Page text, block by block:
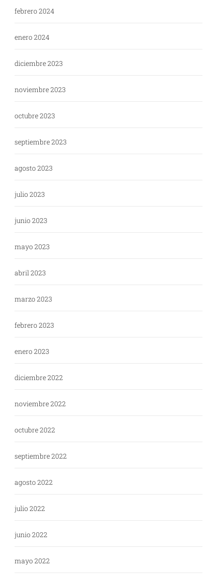
febrero 2024
enero 2024
diciembre 2023
noviembre 2023
octubre 2023
septiembre 2023
agosto 2023
julio 2023
junio 2023
mayo 2023
abril 2023
marzo 2023
febrero 2023
enero 2023
diciembre 2022
noviembre 2022
octubre 2022
septiembre 2022
agosto 2022
julio 2022
junio 2022
mayo 2022